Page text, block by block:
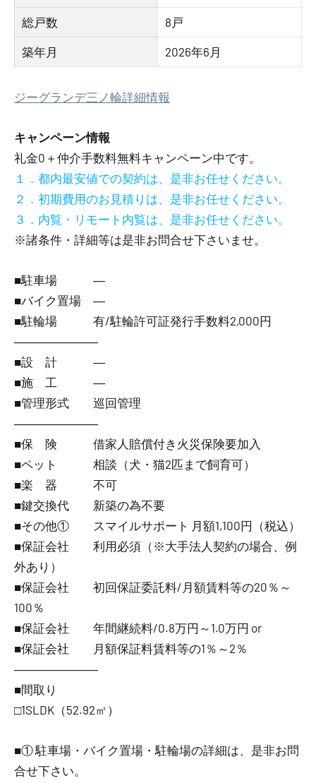
総戸数 8戸
築年月 2026年6月
ジーグランデ三ノ輪詳細情報
キャンペーン情報
礼金0 ＋ 仲介手数料無料キャンペーン中です。
１．都内最安値での契約は、是非お任せください。
２．初期費用のお見積りは、是非お任せください。
３．内覧・リモート内覧は、是非お任せください。
※諸条件・詳細等は是非お問合せ下さいませ。
■駐車場 ―
■バイク置場 ―
■駐輪場 有/駐輪許可証発行手数料2,000円
―――――――
■設 計 ―
■施 工 ―
■管理形式 巡回管理
―――――――
■保 険 借家人賠償付き火災保険要加入
■ペット 相談（犬・猫2匹まで飼育可）
■楽 器 不可
■鍵交換代 新築の為不要
■その他① スマイルサポート 月額1,100円（税込）
■保証会社 利用必須（※大手法人契約の場合、例
外あり）
■保証会社 初回保証委託料/月額賃料等の20％～
100％
■保証会社 年間継続料/0.8万円～1.0万円 or
■保証会社 月額保証料賃料等の1％～2％
―――――――
■間取り
□1SLDK（52.92㎡）
■① 駐車場・バイク置場・駐輪場の詳細は、是非お問
合せ下さい。